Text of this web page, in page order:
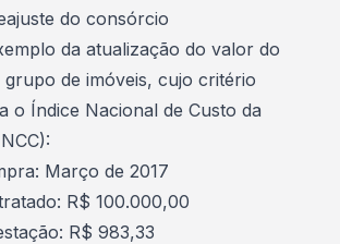
do consórcio
da atualização do valor do
de imóveis, cujo critério
o Índice Nacional de Custo da
Março de 2017
R$ 100.000,00
R$ 983,33